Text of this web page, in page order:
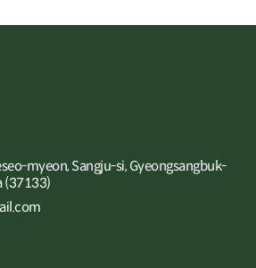
myeon, Sangju-si, Gyeongsangbuk-
(37133)